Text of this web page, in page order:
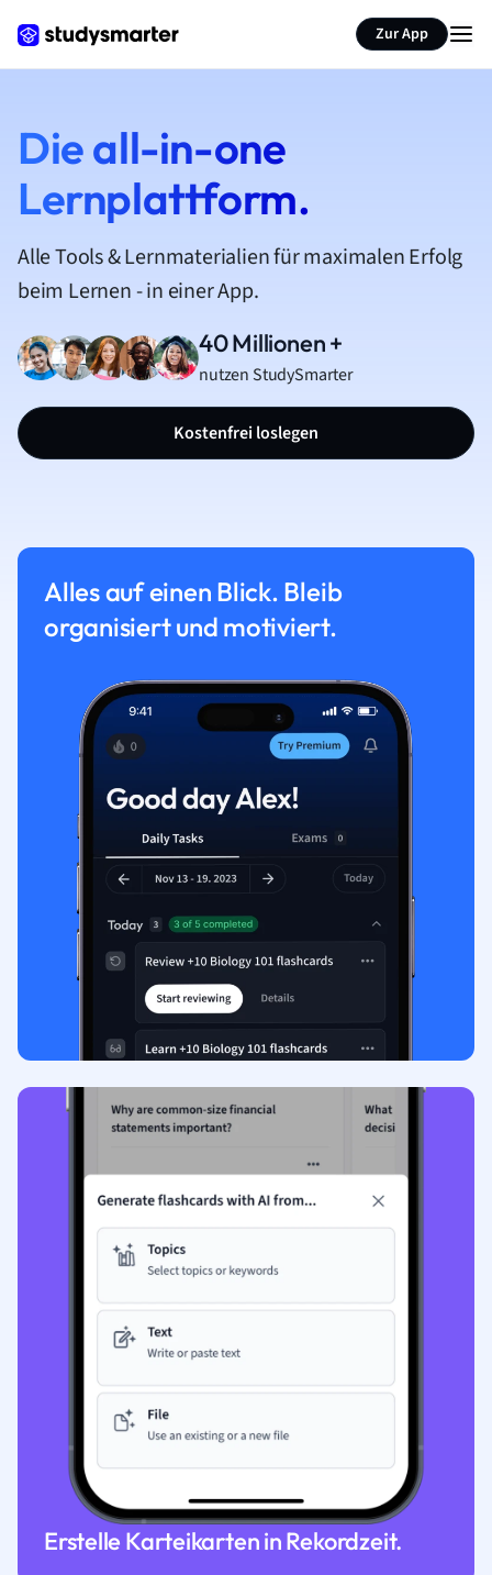
Zur App
Die all-in-one
Lernplattform.
Alle Tools & Lernmaterialien für maximalen Erfolg
beim Lernen - in einer App.
40 Millionen +
nutzen StudySmarter
Kostenfrei loslegen
Alles auf einen Blick. Bleib
organisiert und motiviert.
Erstelle Karteikarten in Rekordzeit.